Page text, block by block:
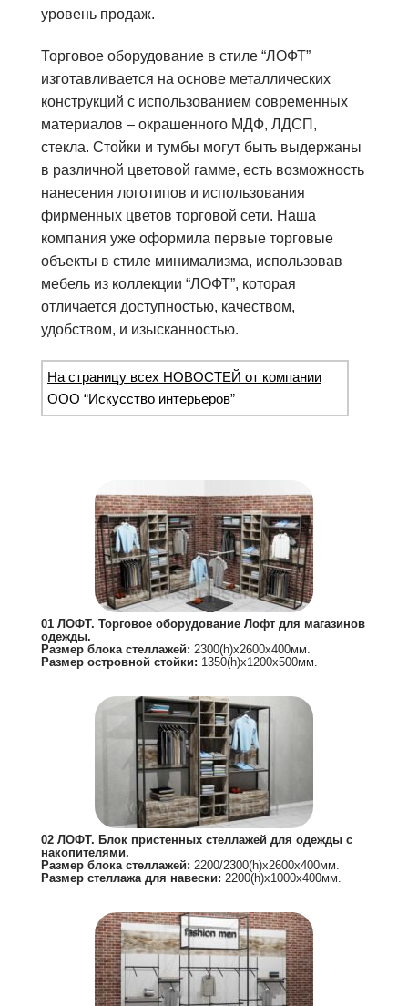
уровень продаж.
Торговое оборудование в стиле “ЛОФТ”
изготавливается на основе металлических
конструкций с использованием современных
материалов – окрашенного МДФ, ЛДСП,
стекла. Стойки и тумбы могут быть выдержаны
в различной цветовой гамме, есть возможность
нанесения логотипов и использования
фирменных цветов торговой сети. Наша
компания уже оформила первые торговые
объекты в стиле минимализма, использовав
мебель из коллекции “ЛОФТ”, которая
отличается доступностью, качеством,
удобством, и изысканностью.
На страницу всех НОВОСТЕЙ от компании
ООО “Искусство интерьеров”
01 ЛОФТ. Торговое оборудование Лофт для магазинов
одежды.
Размер блока стеллажей: 2300(h)х2600х400мм.
Размер островной стойки: 1350(h)х1200х500мм.
02 ЛОФТ. Блок пристенных стеллажей для одежды с
накопителями.
Размер блока стеллажей: 2200/2300(h)х2600х400мм.
Размер стеллажа для навески: 2200(h)х1000х400мм.